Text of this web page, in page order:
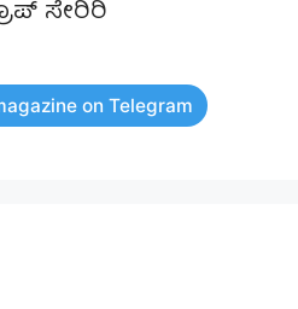
ಸೇರಿರಿ
on Telegram